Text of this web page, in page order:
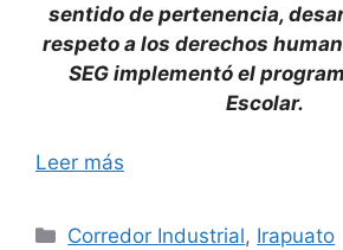
sentido de pertenencia,
respeto a los derechos
SEG implementó el
Escolar.
Leer más
Categorías
Corredor Industrial, Irapuato